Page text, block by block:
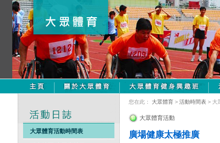
大眾體育活動時間表
您在此： 大眾體育 > 活動時間表 > 大
大眾體育活動
廣場健康太極推廣